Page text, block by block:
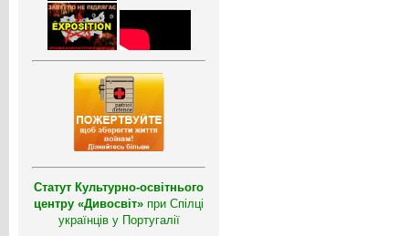
Статут Культурно-освітнього
центру «Дивосвіт» при Спілці
українців у Португалії